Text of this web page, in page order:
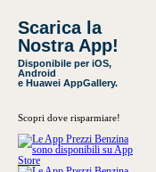
Scarica la
Nostra App!
Disponibile per iOS,
Android
e Huawei AppGallery.
Scopri dove risparmiare!